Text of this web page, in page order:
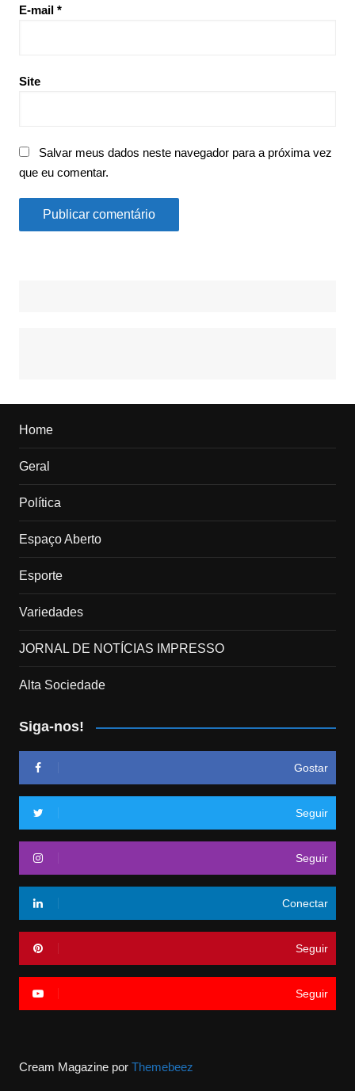
E-mail *
Site
Salvar meus dados neste navegador para a próxima vez
que eu comentar.
Home
Geral
Política
Espaço Aberto
Esporte
Variedades
JORNAL DE NOTÍCIAS IMPRESSO
Alta Sociedade
Siga-nos!
Gostar
Seguir
Seguir
Conectar
Seguir
Seguir
Cream Magazine por Themebeez